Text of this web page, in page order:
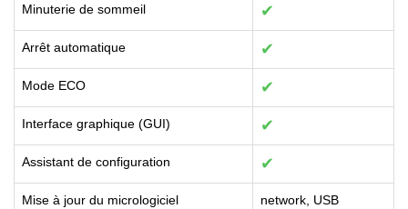
Minuterie de sommeil ✔
Arrêt automatique ✔
Mode ECO ✔
Interface graphique (GUI) ✔
Assistant de configuration ✔
Mise à jour du micrologiciel network, USB